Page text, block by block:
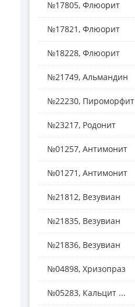
№17805, Флюорит
№17821, Флюорит
№18228, Флюорит
№21749, Альмандин
№22230, Пироморфит
№23217, Родонит
№01257, Антимонит
№01271, Антимонит
№21812, Везувиан
№21835, Везувиан
№21836, Везувиан
№04898, Хризопраз
№05283, Кальцит ...